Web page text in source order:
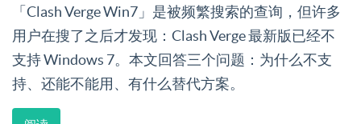
「Clash Verge Win7」是被频繁搜索的查询，但许多
用户在搜了之后才发现：Clash Verge 最新版已经不
支持 Windows 7。本文回答三个问题：为什么不支
持、还能不能用、有什么替代方案。